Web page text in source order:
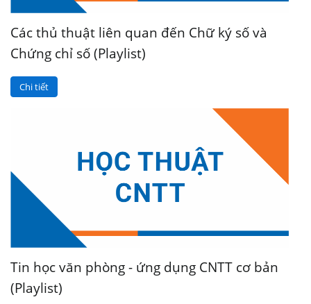
Các thủ thuật liên quan đến Chữ ký số và
Chứng chỉ số (Playlist)
Chi tiết
Tin học văn phòng - ứng dụng CNTT cơ bản
(Playlist)